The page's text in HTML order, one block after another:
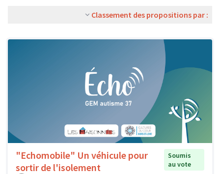
Classement des propositions par :
"Echomobile" Un véhicule pour
sortir de l'isolement
Soumis
au vote